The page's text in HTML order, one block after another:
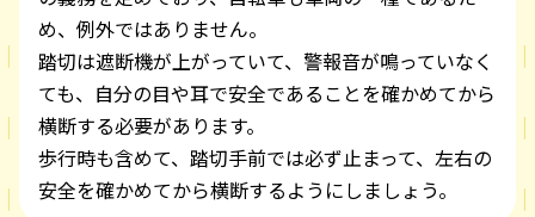
め、例外ではありません。
踏切は遮断機が上がっていて、警報音が鳴っていなく
ても、自分の目や耳で安全であることを確かめてから
横断する必要があります。
歩行時も含めて、踏切手前では必ず止まって、左右の
安全を確かめてから横断するようにしましょう。